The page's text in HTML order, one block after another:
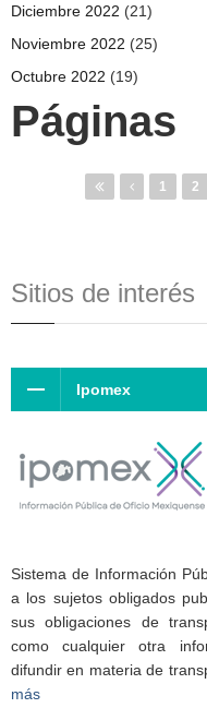
Diciembre 2022 (21)
Noviembre 2022 (25)
Octubre 2022 (19)
Páginas
1 2
Sitios de interés
Ipomex
Sistema de Información
a los sujetos obligados
sus obligaciones de
como cualquier otra
difundir en materia de
más